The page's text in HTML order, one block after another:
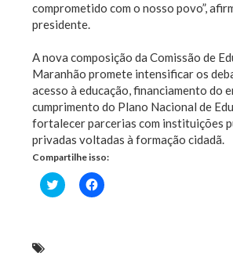
comprometido com o nosso povo”,
presidente.
A nova composição da Comissão de
Maranhão promete intensificar os
acesso à educação, financiamento do
cumprimento do Plano Nacional de
fortalecer parcerias com instituições
privadas voltadas à formação cidadã.
Compartilhe isso:
Clique
para
Clique
para